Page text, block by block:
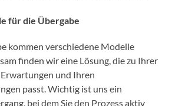
für die Übergabe
kommen verschiedene Modelle
finden wir eine Lösung, die zu Ihrer
und Ihren
passt. Wichtig ist uns ein
bei dem Sie den Prozess aktiv